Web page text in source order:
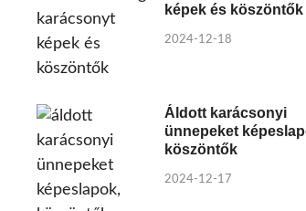
képek és köszöntők
2024-12-18
Áldott karácsonyi
ünnepeket
köszöntők
2024-12-17